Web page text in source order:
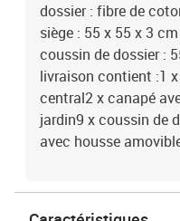
dossier : fibre de
siège : 55 x 55 x 3
coussin de dossier :
livraison contient :1
central2 x canapé
jardin9 x coussin de
avec housse